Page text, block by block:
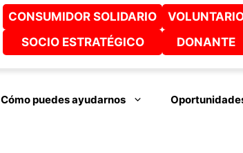
CONSUMIDOR SOLIDARIO
SOCIO ESTRATÉGICO
DONANTE
Cómo puedes ayudarnos